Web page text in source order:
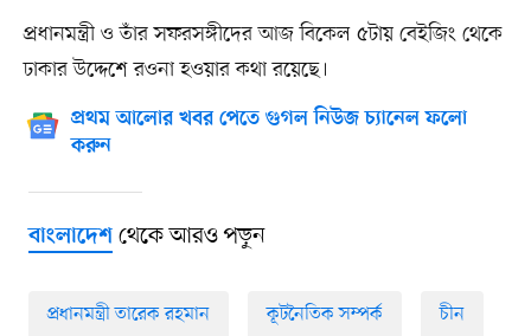
প্রধানমন্ত্রী ও তাঁর সফরসঙ্গীদের আজ বিকেল ৫টায় বেইজিং থেকে
ঢাকার উদ্দেশে রওনা হওয়ার কথা রয়েছে।
প্রথম আলোর খবর পেতে গুগল নিউজ চ্যানেল ফলো
করুন
বাংলাদেশথেকে আরও পড়ুন
প্রধানমন্ত্রী তারেক রহমান কূটনৈতিক সম্পর্ক চীন